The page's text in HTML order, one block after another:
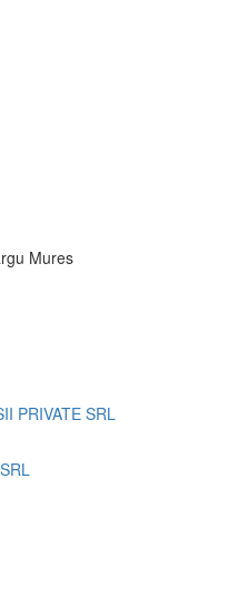
Mures
PRIVATE SRL